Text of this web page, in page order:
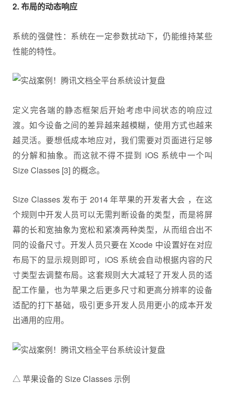
2. 布局的动态响应
系统的强健性：系统在一定参数扰动下，仍能维持某些
性能的特性。
定义完各端的静态框架后开始考虑中间状态的响应过
渡。如今设备之间的差异越来越模糊，使用方式也越来
越灵活。要想低成本地应对，我们需要对页面进行足够
的分解和抽象。而这就不得不提到 iOS 系统中一个叫
Size Classes [3] 的概念。
Size Classes 发布于 2014 年苹果的开发者大会 ，在这
个规则中开发人员可以无需判断设备的类型，而是将屏
幕的长和宽抽象为宽松和紧凑两种类型，从而组合出不
同的设备尺寸。开发人员只要在 Xcode 中设置好在对应
布局下的显示规则即可，iOS 系统会自动根据内容的尺
寸类型去调整布局。这套规则大大减轻了开发人员的适
配工作量，也为苹果之后更多尺寸和更高分辨率的设备
适配的打下基础，吸引更多开发人员用更小的成本开发
出通用的应用。
△ 苹果设备的 Size Classes 示例